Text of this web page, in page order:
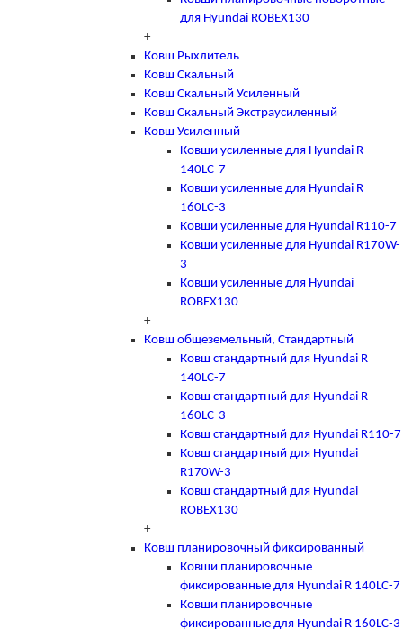
для Hyundai ROBEX130
+
Ковш Рыхлитель
Ковш Скальный
Ковш Скальный Усиленный
Ковш Скальный Экстраусиленный
Ковш Усиленный
Ковши усиленные для Hyundai R
140LC-7
Ковши усиленные для Hyundai R
160LC-3
Ковши усиленные для Hyundai R110-7
Ковши усиленные для Hyundai R170W-
3
Ковши усиленные для Hyundai
ROBEX130
+
Ковш общеземельный, Стандартный
Ковш стандартный для Hyundai R
140LC-7
Ковш стандартный для Hyundai R
160LC-3
Ковш стандартный для Hyundai R110-7
Ковш стандартный для Hyundai
R170W-3
Ковш стандартный для Hyundai
ROBEX130
+
Ковш планировочный фиксированный
Ковши планировочные
фиксированные для Hyundai R 140LC-7
Ковши планировочные
фиксированные для Hyundai R 160LC-3